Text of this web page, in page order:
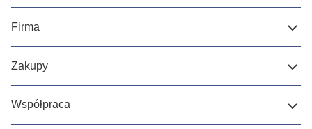
Firma
Zakupy
Współpraca